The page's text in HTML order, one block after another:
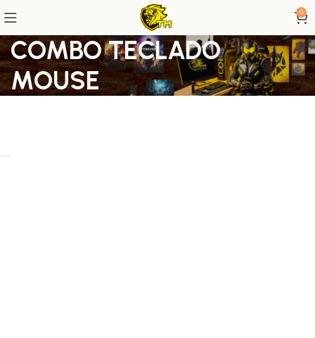
0
COMBO TECLADO
MOUSE